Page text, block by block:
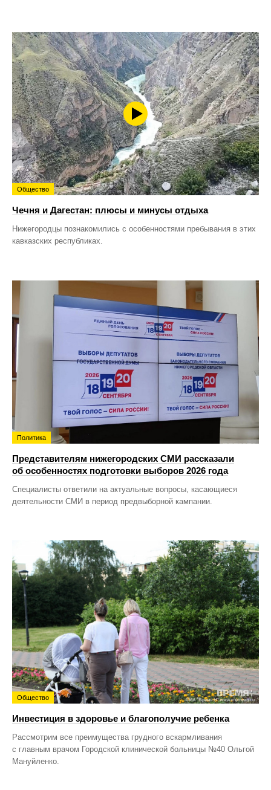
Общество
Чечня и Дагестан: плюсы и минусы отдыха
Нижегородцы познакомились с особенностями пребывания в этих
кавказских республиках.
Политика
Представителям нижегородских СМИ рассказали
об особенностях подготовки выборов 2026 года
Специалисты ответили на актуальные вопросы, касающиеся
деятельности СМИ в период предвыборной кампании.
Общество
Инвестиция в здоровье и благополучие ребенка
Рассмотрим все преимущества грудного вскармливания
с главным врачом Городской клинической больницы №40 Ольгой
Мануйленко.